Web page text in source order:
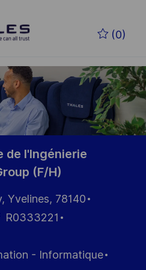
(0)
de l'Ingénierie
(F/H)
Yvelines, 78140
R0333221
- Informatique